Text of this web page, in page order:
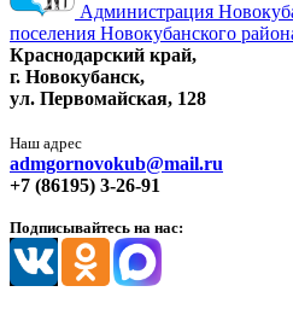
Администрация
поселения Новокубанского
Краснодарский край,
г. Новокубанск,
ул. Первомайская, 128
Наш адрес
admgornovokub@mail.ru
+7 (86195) 3-26-91
Подписывайтесь на нас: